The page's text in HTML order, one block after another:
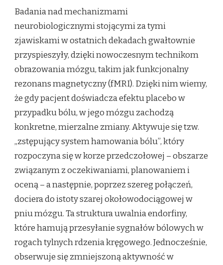
Badania nad mechanizmami
neurobiologicznymi stojącymi za tymi
zjawiskami w ostatnich dekadach gwałtownie
przyspieszyły, dzięki nowoczesnym technikom
obrazowania mózgu, takim jak funkcjonalny
rezonans magnetyczny (fMRI). Dzięki nim wiemy,
że gdy pacjent doświadcza efektu placebo w
przypadku bólu, w jego mózgu zachodzą
konkretne, mierzalne zmiany. Aktywuje się tzw.
„zstępujący system hamowania bólu”, który
rozpoczyna się w korze przedczołowej – obszarze
związanym z oczekiwaniami, planowaniem i
oceną – a następnie, poprzez szereg połączeń,
dociera do istoty szarej okołowodociągowej w
pniu mózgu. Ta struktura uwalnia endorfiny,
które hamują przesyłanie sygnałów bólowych w
rogach tylnych rdzenia kręgowego. Jednocześnie,
obserwuje się zmniejszoną aktywność w